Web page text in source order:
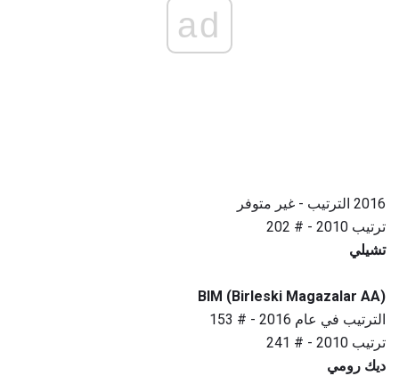
ad
2016 الترتيب - غير متوفر
ترتيب 2010 - # 202
تشيلي
BIM (Birleski Magazalar AA)
الترتيب في عام 2016 - # 153
ترتيب 2010 - # 241
ديك رومي